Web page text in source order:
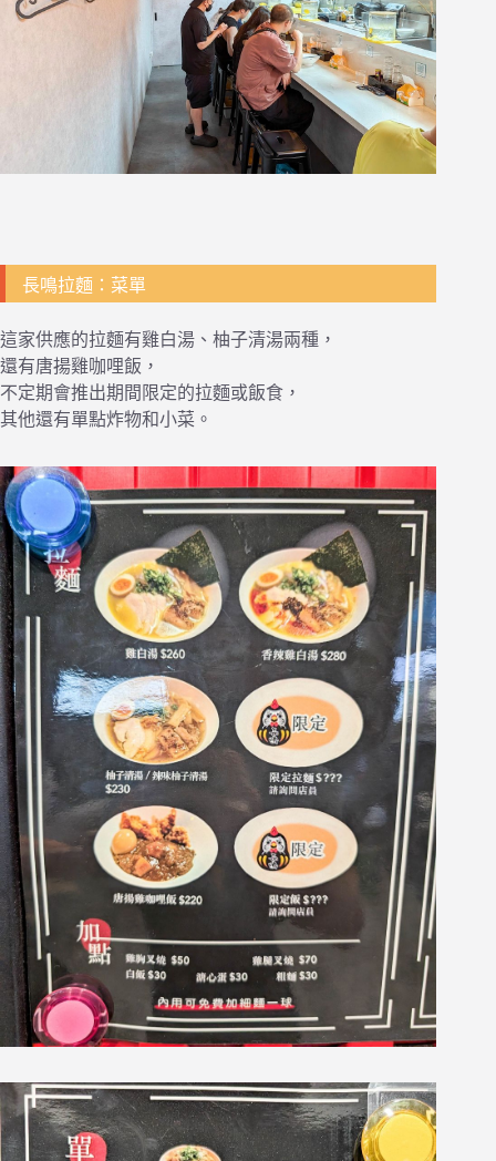
長鳴拉麵：菜單
這家供應的拉麵有雞白湯、柚子清湯兩種，
還有唐揚雞咖哩飯，
不定期會推出期間限定的拉麵或飯食，
其他還有單點炸物和小菜。